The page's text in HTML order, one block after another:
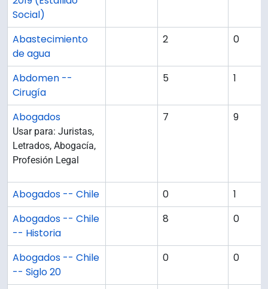
Social)
Abastecimiento
de agua
2 0
Abdomen --
Cirugía
5 1
Abogados
Usar para: Juristas,
Letrados, Abogacía,
Profesión Legal
7 9
Abogados -- Chile 0
1
Abogados -- Chile
-- Historia
8 0
Abogados -- Chile
-- Siglo 20
0 0